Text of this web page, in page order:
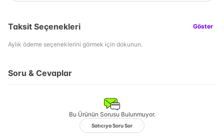
Taksit Seçenekleri Göster
Aylık ödeme seçeneklerini görmek için dokunun.
Soru & Cevaplar
Bu Ürünün Sorusu Bulunmuyor.
Satıcıya Soru Sor